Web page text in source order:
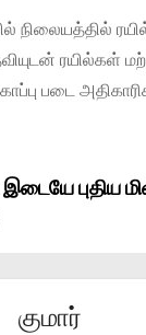
நிலையத்தில்
ரயில்கள்
படை
புதிய
குமார்